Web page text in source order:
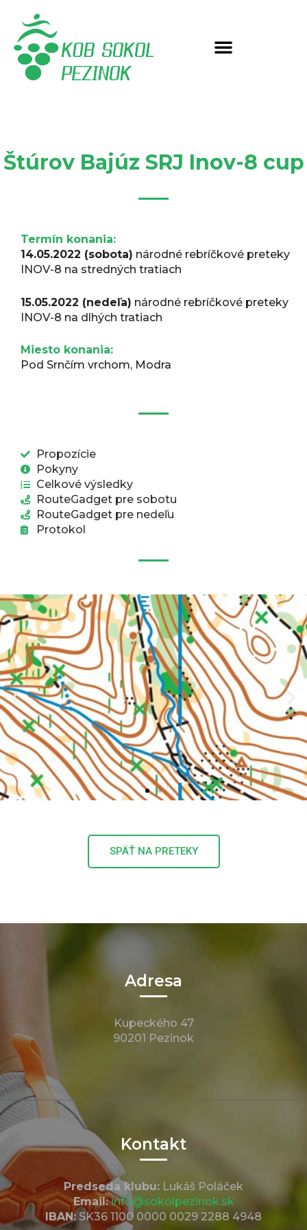
obsah
Štúrov Bajúz SRJ Inov-8 cup
Termín konania:
14.05.2022 (sobota) národné rebríčkové preteky
INOV-8 na stredných tratiach
15.05.2022 (nedeľa) národné rebríčkové preteky
INOV-8 na dlhých tratiach
Miesto konania:
Pod Srnčím vrchom, Modra
Propozície
Pokyny
Celkové výsledky
RouteGadget pre sobotu
RouteGadget pre nedeľu
Protokol
SPÄŤ NA PRETEKY
Adresa
Kupeckého 47
90201 Pezinok
Kontakt
Predseda klubu: Lukáš Poláček
Email: info@sokolpezinok.sk
IBAN:SK36 1100 0000 0029 2288 4948